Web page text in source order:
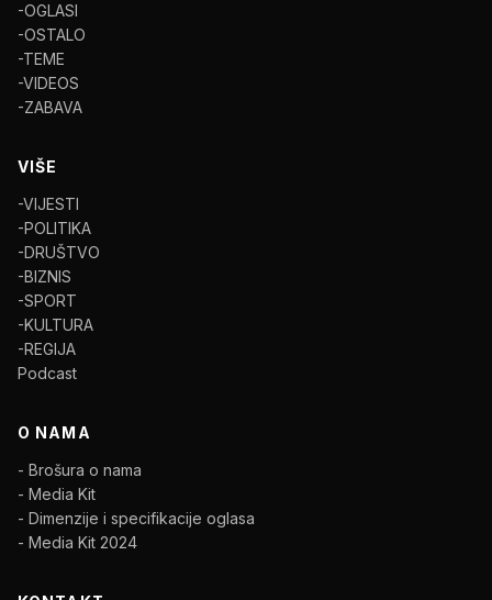
-OGLASI
-OSTALO
-TEME
-VIDEOS
-ZABAVA
VIŠE
-VIJESTI
-POLITIKA
-DRUŠTVO
-BIZNIS
-SPORT
-KULTURA
-REGIJA
Podcast
O NAMA
- Brošura o nama
- Media Kit
- Dimenzije i specifikacije oglasa
- Media Kit 2024